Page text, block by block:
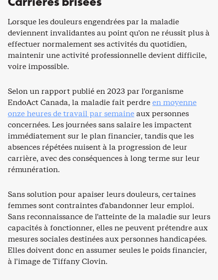
Lorsque les douleurs engendrées par la maladie
deviennent invalidantes au point qu’on ne réussit plus à
effectuer normalement ses activités du quotidien,
maintenir une activité professionnelle devient difficile,
voire impossible.
Selon un rapport publié en 2023 par l’organisme
EndoAct Canada, la maladie fait perdreen moyenne
onze heures de travail par semaineaux personnes
concernées. Les journées sans salaire les impactent
immédiatement sur le plan financier, tandis que les
absences répétées nuisent à la progression de leur
carrière, avec des conséquences à long terme sur leur
rémunération.
Sans solution pour apaiser leurs douleurs, certaines
femmes sont contraintes d’abandonner leur emploi.
Sans reconnaissance de l’atteinte de la maladie sur leurs
capacités à fonctionner, elles ne peuvent prétendre aux
mesures sociales destinées aux personnes handicapées.
Elles doivent donc en assumer seules le poids financier,
à l’image de Tiffany Clovin.